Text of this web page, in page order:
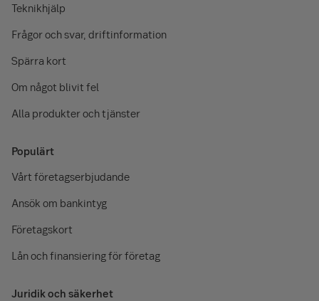
Teknikhjälp
Frågor och svar, driftinformation
Spärra kort
Om något blivit fel
Alla produkter och tjänster
Populärt
Vårt företagserbjudande
Ansök om bankintyg
Företagskort
Lån och finansiering för företag
Juridik och säkerhet